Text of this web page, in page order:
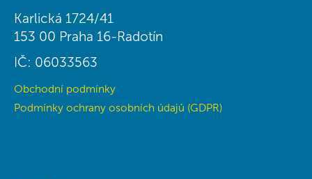
Karlická 1724/41
153 00 Praha 16-Radotín
IČ: 06033563
Obchodní podmínky
Podmínky ochrany osobních údajů (GDPR)